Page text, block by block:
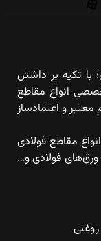
تکیه بر داشتن
انواع مقاطع
و اعتمادساز
مقاطع فولادی
فولادی و…